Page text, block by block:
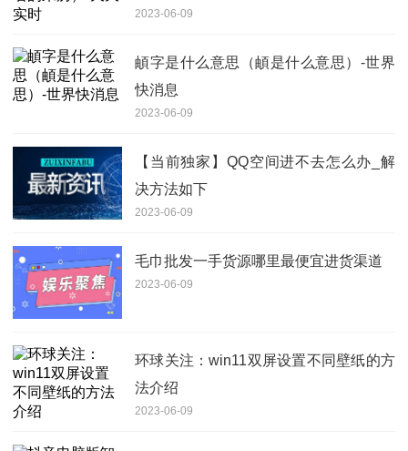
2023-06-09
頔字是什么意思（頔是什么意思）-世界
快消息
2023-06-09
【当前独家】QQ空间进不去怎么办_解
决方法如下
2023-06-09
毛巾批发一手货源哪里最便宜进货渠道
2023-06-09
环球关注：win11双屏设置不同壁纸的方
法介绍
2023-06-09